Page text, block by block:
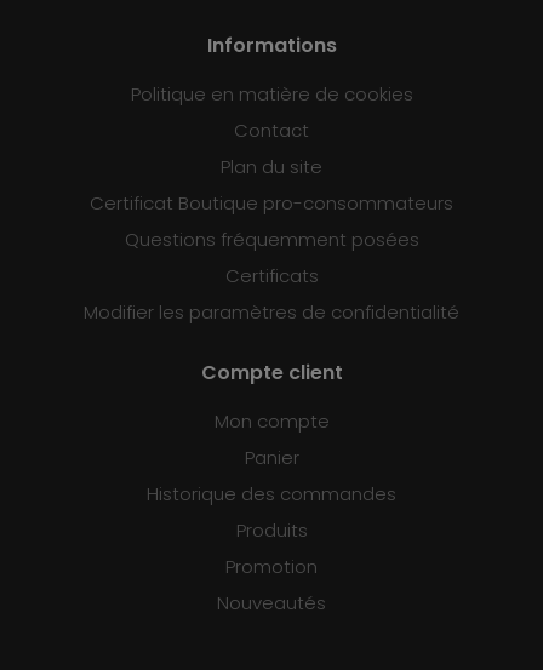
Informations
Politique en matière de cookies
Contact
Plan du site
Certificat Boutique pro-consommateurs
Questions fréquemment posées
Certificats
Modifier les paramètres de confidentialité
Compte client
Mon compte
Panier
Historique des commandes
Produits
Promotion
Nouveautés